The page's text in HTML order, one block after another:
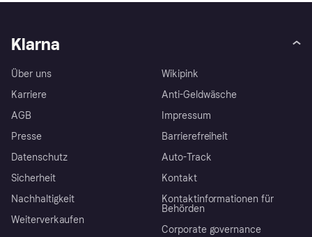
Klarna
Über uns
Karriere
AGB
Presse
Datenschutz
Sicherheit
Nachhaltigkeit
Weiterverkaufen
Wikipink
Anti-Geldwäsche
Impressum
Barrierefreiheit
Auto-Track
Kontakt
Kontaktinformationen für
Behörden
Corporate governance